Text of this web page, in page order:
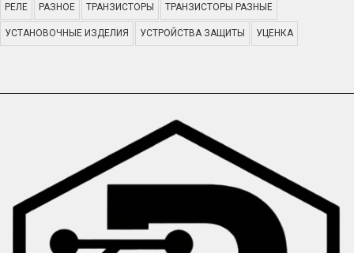
РЕЛЕ РАЗНОЕ ТРАНЗИСТОРЫ ТРАНЗИСТОРЫ РАЗНЫЕ
УСТАНОВОЧНЫЕ ИЗДЕЛИЯ УСТРОЙСТВА ЗАЩИТЫ УЦЕНКА